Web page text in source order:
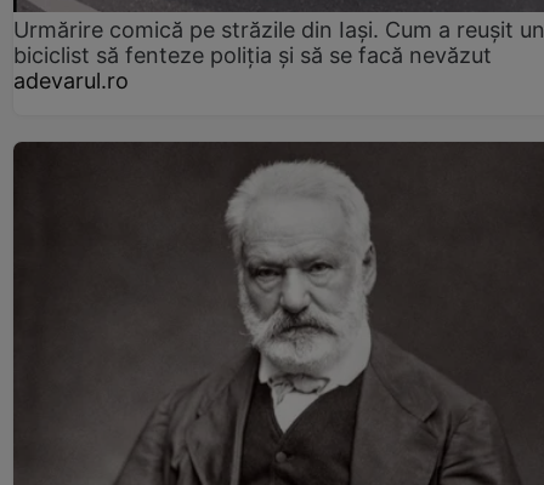
Urmărire comică pe străzile din Iași. Cum a reușit un
biciclist să fenteze poliția și să se facă nevăzut
adevarul.ro